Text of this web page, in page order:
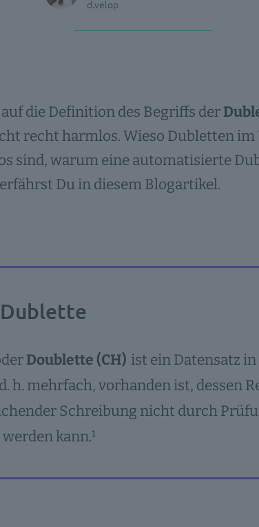
d.velop
die Definition des Begriffs der
recht harmlos. Wieso Dubletten
sind, warum eine automatisierte
Du in diesem Blogartikel.
Doublette (CH) ist ein Datensatz
h. mehrfach, vorhanden ist, dessen
Schreibung nicht durch
kann.¹